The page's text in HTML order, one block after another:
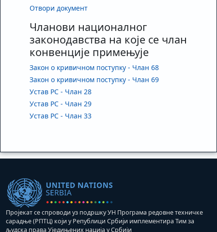
Отвори документ
Чланови националног
законодавства на које се члан
конвенције примењује
Закон о кривичном поступку - Члан 68
Закон о кривичном поступку - Члан 69
Устав РС - Члан 28
Устав РС - Члан 29
Устав РС - Члан 33
Пројекат се спроводи уз подршку УН Програма редовне техничке
сарадње (РПТЦ) који у Републици Србији имплементира Тим за
људска права Уједињених нација у Србији